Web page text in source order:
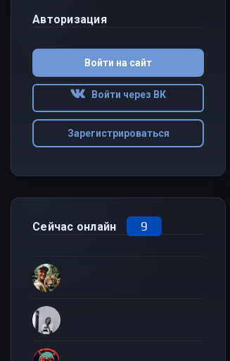
Авторизация
Войти на сайт
Войти через ВК
Зарегистрироваться
Сейчас онлайн 9